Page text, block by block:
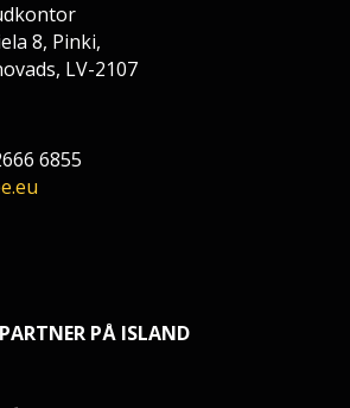
8, Pinki,
LV-2107
6855
PÅ ISLAND